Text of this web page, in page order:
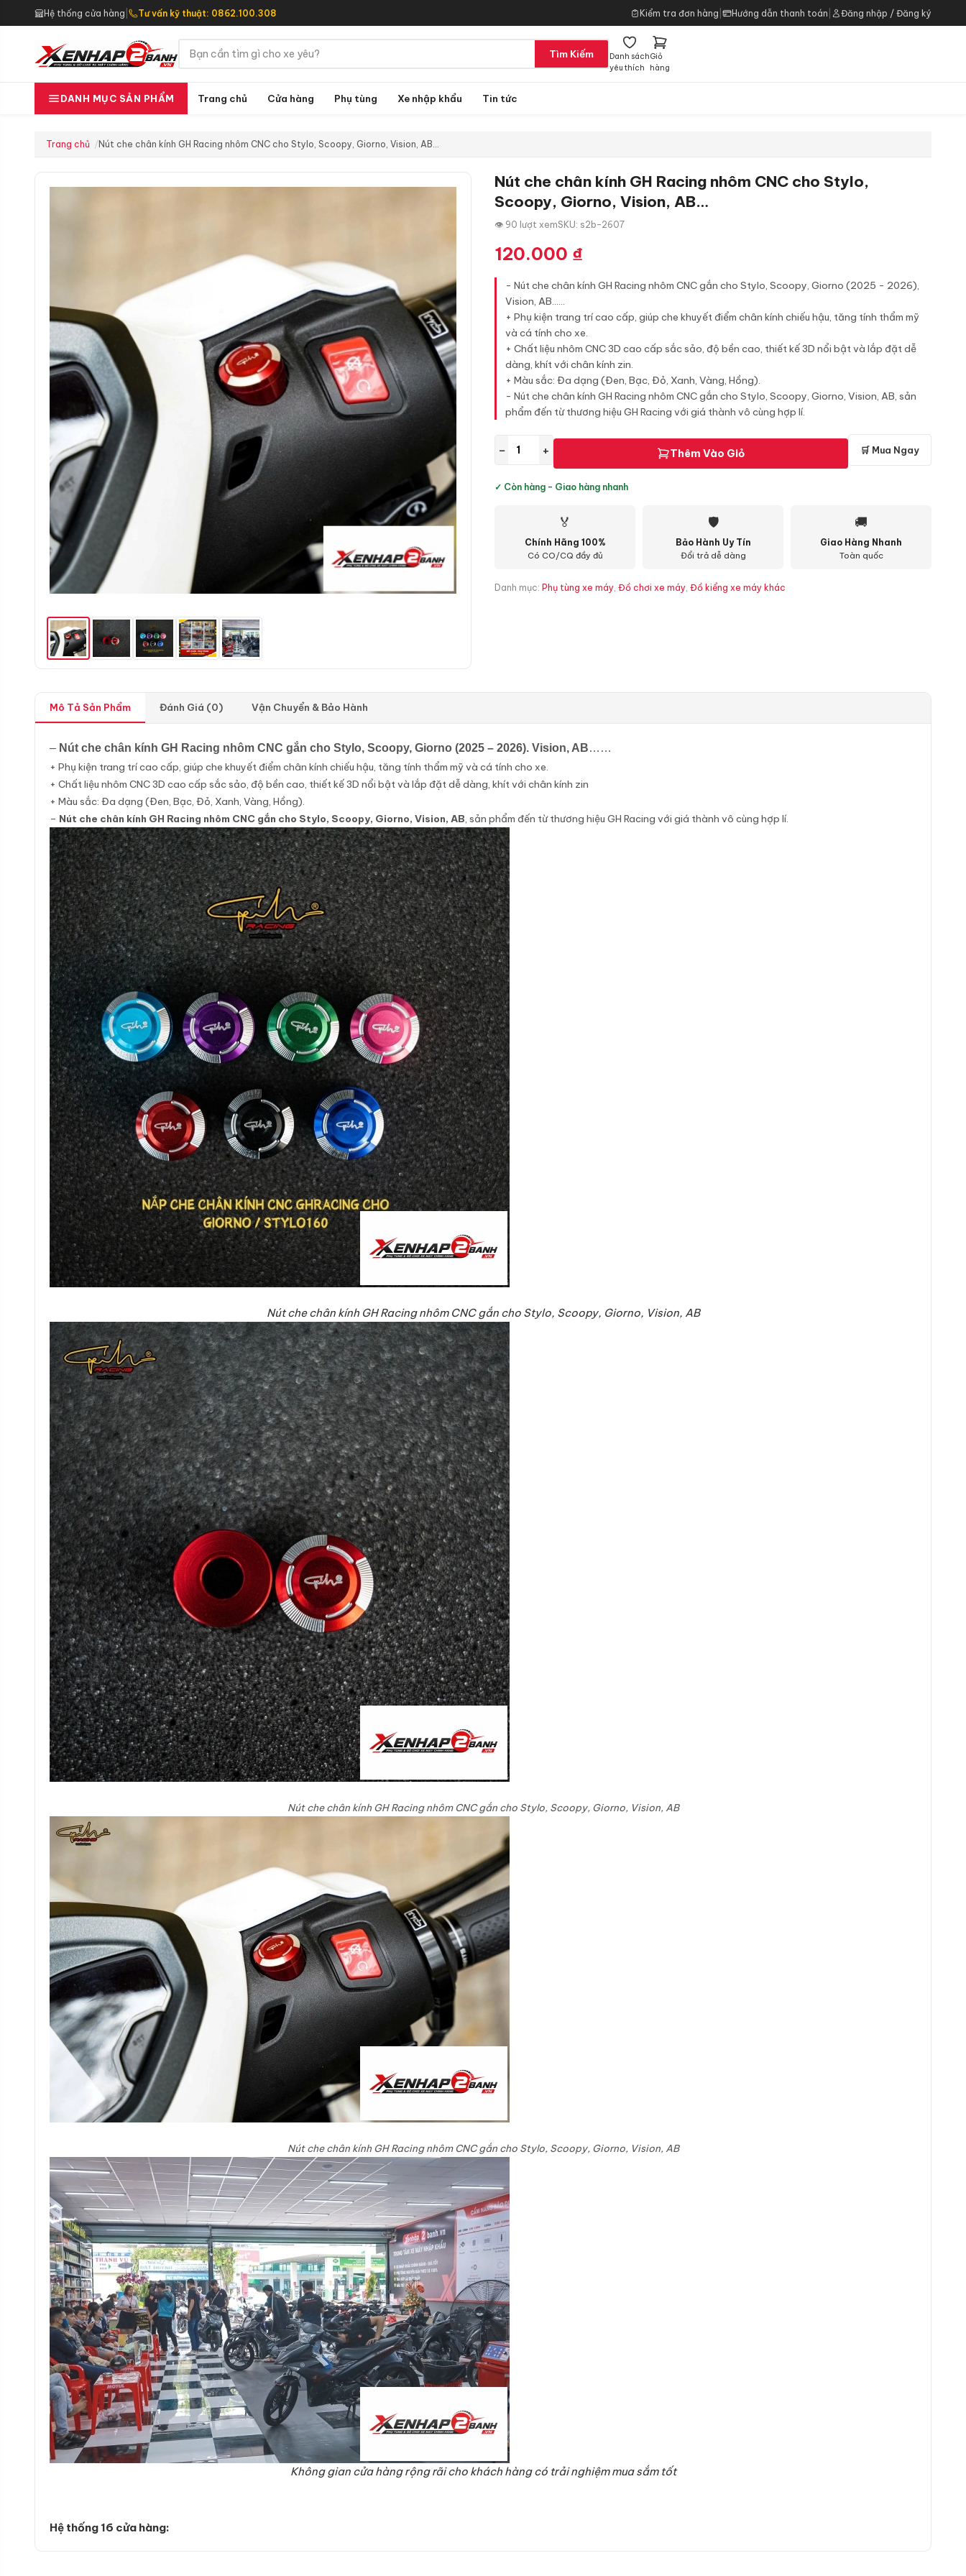
Hệ thống cửa hàng Tư vấn kỹ thuật: 0862.100.308 Kiểm tra đơn hàng Hướng dẫn thanh toán Đăng nhập / Đăng ký
Tìm Kiếm
Danh sách
yêu thích
Giỏ
hàng
DANH MỤC SẢN PHẨM Trang chủ Cửa hàng Phụ tùng Xe nhập khẩu Tin tức
Trang chủ Nút che chân kính GH Racing nhôm CNC cho Stylo, Scoopy, Giorno, Vision, AB…
Nút che chân kính GH Racing nhôm CNC cho Stylo,
Scoopy, Giorno, Vision, AB…
👁 90 lượt xemSKU: s2b-2607
120.000 ₫
- Nút che chân kính GH Racing nhôm CNC gắn cho Stylo, Scoopy, Giorno (2025 - 2026),
Vision, AB......
+ Phụ kiện trang trí cao cấp, giúp che khuyết điểm chân kính chiếu hậu, tăng tính thẩm mỹ
và cá tính cho xe.
+ Chất liệu nhôm CNC 3D cao cấp sắc sảo, độ bền cao, thiết kế 3D nổi bật và lắp đặt dễ
dàng, khít với chân kính zin.
+ Màu sắc: Đa dạng (Đen, Bạc, Đỏ, Xanh, Vàng, Hồng).
- Nút che chân kính GH Racing nhôm CNC gắn cho Stylo, Scoopy, Giorno, Vision, AB, sản
phẩm đến từ thương hiệu GH Racing với giá thành vô cùng hợp lí.
− + Thêm Vào Giỏ 🛒 Mua Ngay
✓ Còn hàng - Giao hàng nhanh
🏅
Chính Hãng 100%
Có CO/CQ đầy đủ
🛡
Bảo Hành Uy Tín
Đổi trả dễ dàng
🚚
Giao Hàng Nhanh
Toàn quốc
Danh mục: Phụ tùng xe máy, Đồ chơi xe máy, Đồ kiểng xe máy khác
Mô Tả Sản Phẩm Đánh Giá (0) Vận Chuyển & Bảo Hành
– Nút che chân kính GH Racing nhôm CNC gắn cho Stylo, Scoopy, Giorno (2025 – 2026). Vision, AB……
+ Phụ kiện trang trí cao cấp, giúp che khuyết điểm chân kính chiếu hậu, tăng tính thẩm mỹ và cá tính cho xe.
+ Chất liệu nhôm CNC 3D cao cấp sắc sảo, độ bền cao, thiết kế 3D nổi bật và lắp đặt dễ dàng, khít với chân kính zin
+ Màu sắc: Đa dạng (Đen, Bạc, Đỏ, Xanh, Vàng, Hồng).
– Nút che chân kính GH Racing nhôm CNC gắn cho Stylo, Scoopy, Giorno, Vision, AB, sản phẩm đến từ thương hiệu GH Racing với giá thành vô cùng hợp lí.
Nút che chân kính GH Racing nhôm CNC gắn cho Stylo, Scoopy, Giorno, Vision, AB
Nút che chân kính GH Racing nhôm CNC gắn cho Stylo, Scoopy, Giorno, Vision, AB
Nút che chân kính GH Racing nhôm CNC gắn cho Stylo, Scoopy, Giorno, Vision, AB
Không gian cửa hàng rộng rãi cho khách hàng có trải nghiệm mua sắm tốt
Hệ thống 16 cửa hàng: